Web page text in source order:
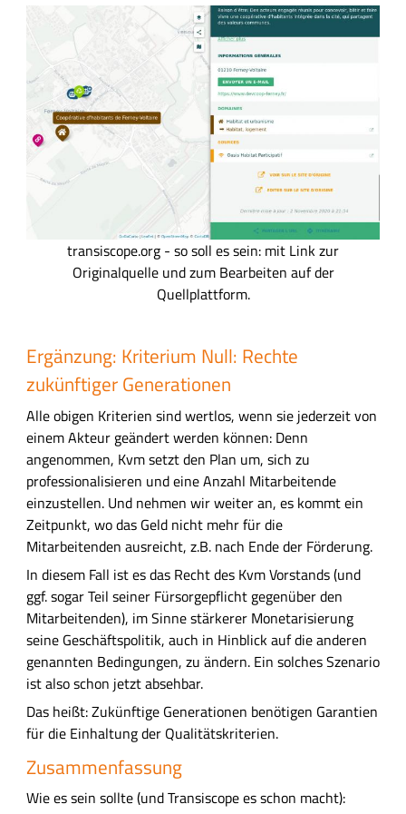
d
i
s
o
p
e
.
o
r
g
-
s
o
s
o
l
l
e
s
e
transiscope.org - so soll es sein: mit Link zur
Originalquelle und zum Bearbeiten auf der
Quellplattform.
Ergänzung: Kriterium Null: Rechte
zukünftiger Generationen
Alle obigen Kriterien sind wertlos, wenn sie jederzeit von
einem Akteur geändert werden können: Denn
angenommen, Kvm setzt den Plan um, sich zu
professionalisieren und eine Anzahl Mitarbeitende
einzustellen. Und nehmen wir weiter an, es kommt ein
Zeitpunkt, wo das Geld nicht mehr für die
Mitarbeitenden ausreicht, z.B. nach Ende der Förderung.
In diesem Fall ist es das Recht des Kvm Vorstands (und
ggf. sogar Teil seiner Fürsorgepflicht gegenüber den
Mitarbeitenden), im Sinne stärkerer Monetarisierung
seine Geschäftspolitik, auch in Hinblick auf die anderen
genannten Bedingungen, zu ändern. Ein solches Szenario
ist also schon jetzt absehbar.
Das heißt: Zukünftige Generationen benötigen Garantien
für die Einhaltung der Qualitätskriterien.
Zusammenfassung
Wie es sein sollte (und Transiscope es schon macht):